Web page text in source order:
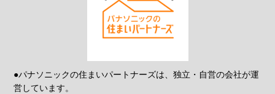
●パナソニックの住まいパートナーズは、独立・自営の会社が運
営しています。